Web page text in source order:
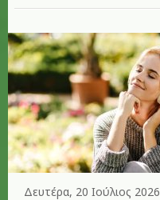
Δευτέρα, 20 Ιούλιος 2026